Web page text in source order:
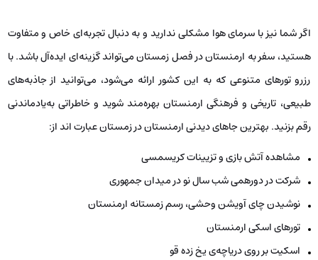
اگر شما نیز با سرمای هوا مشکلی ندارید و به دنبال تجربه‌ای خاص و متفاوت
هستید، سفر به ارمنستان در فصل زمستان می‌تواند گزینه‌ای ایده‌آل باشد. با
رزرو تورهای متنوعی که به این کشور ارائه می‌شود، می‌توانید از جاذبه‌های
طبیعی، تاریخی و فرهنگی ارمنستان بهره‌مند شوید و خاطراتی به‌یادماندنی
رقم بزنید. بهترین جاهای دیدنی ارمنستان در زمستان عبارت اند از:
مشاهده آتش بازی و تزیینات کریسمسی
شرکت در دورهمی شب سال نو در میدان جمهوری
نوشیدن چای آویشن وحشی، رسم زمستانه ارمنستان
تورهای اسکی ارمنستان
اسکیت بر روی دریاچه‌ی یخ زده قو